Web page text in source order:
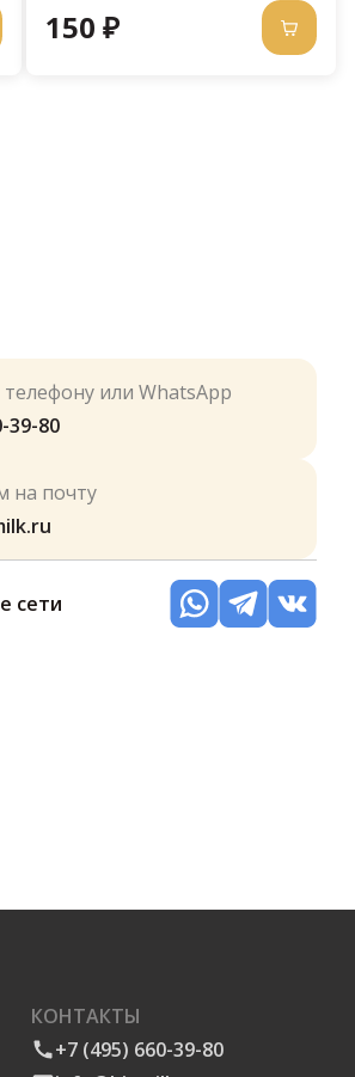
150 ₽
или WhatsApp
39-80
на почту
сети
КОНТАКТЫ
+7 (495) 660-39-80